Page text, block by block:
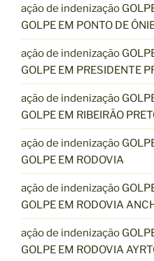
ação de indenização
GOLPE EM PONTO DE
ação de indenização
GOLPE EM PRESIDENTE
ação de indenização
GOLPE EM RIBEIRÃO
ação de indenização
GOLPE EM RODOVIA
ação de indenização
GOLPE EM RODOVIA
ação de indenização
GOLPE EM RODOVIA